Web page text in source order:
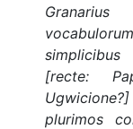
[recte:
plurimos